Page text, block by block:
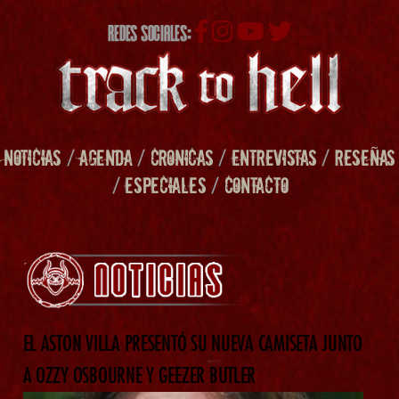
REDES SOCIALES:
NOTICIAS /AGENDA/ CRONICAS/ENTREVISTAS/RESEÑAS
/ESPECIALES/ CONTACTO
EL ASTON VILLA PRESENTÓ SU NUEVA CAMISETA JUNTO
A OZZY OSBOURNE Y GEEZER BUTLER